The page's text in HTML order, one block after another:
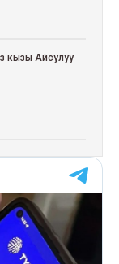
кызы Айсулуу